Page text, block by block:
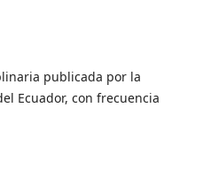
publicada por la
Ecuador, con frecuencia